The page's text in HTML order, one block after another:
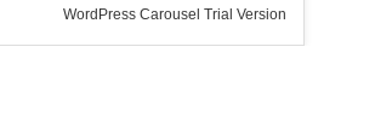
WordPress Carousel Trial Version